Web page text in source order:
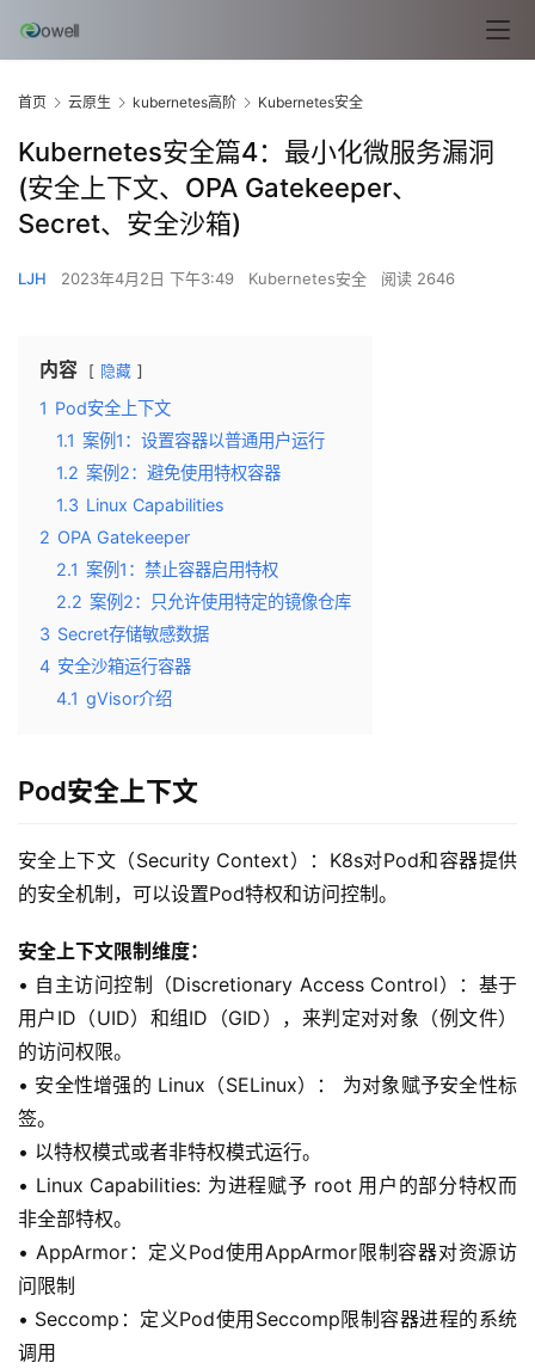
首页 云原生 kubernetes高阶 Kubernetes安全
Kubernetes安全篇4：最小化微服务漏洞
(安全上下文、OPA Gatekeeper、
Secret、安全沙箱)
LJH 2023年4月2日 下午3:49 Kubernetes安全 阅读 2646
内容 隐藏
1 Pod安全上下文
1.1 案例1：设置容器以普通用户运行
1.2 案例2：避免使用特权容器
1.3 Linux Capabilities
2 OPA Gatekeeper
2.1 案例1：禁止容器启用特权
2.2 案例2：只允许使用特定的镜像仓库
3 Secret存储敏感数据
4 安全沙箱运行容器
4.1 gVisor介绍
Pod安全上下文
安全上下文（Security Context）：K8s对Pod和容器提供
的安全机制，可以设置Pod特权和访问控制。
安全上下文限制维度：
• 自主访问控制（Discretionary Access Control）：基于
用户ID（UID）和组ID（GID），来判定对对象（例文件）
的访问权限。
• 安全性增强的 Linux（SELinux）： 为对象赋予安全性标
签。
• 以特权模式或者非特权模式运行。
• Linux Capabilities: 为进程赋予 root 用户的部分特权而
非全部特权。
• AppArmor：定义Pod使用AppArmor限制容器对资源访
问限制
• Seccomp：定义Pod使用Seccomp限制容器进程的系统
调用